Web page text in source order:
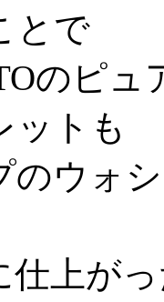
とで
のピ
ットも
のウォ
仕上が